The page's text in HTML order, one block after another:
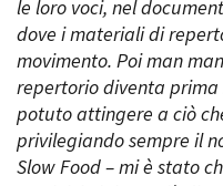
le loro voci, nel
dove i materiali di
movimento. Poi man
repertorio diventa prima
potuto attingere a ciò
privilegiando sempre il
Slow Food – mi è stato